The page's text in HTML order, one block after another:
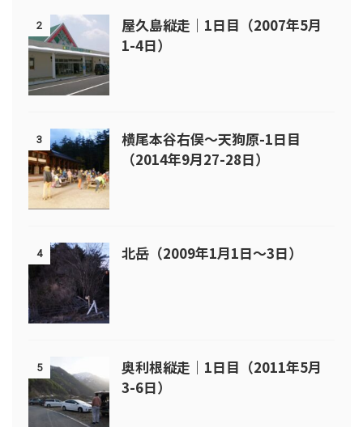
2
屋久島縦走｜1日目（2007年5月
1-4日）
3
横尾本谷右俣～天狗原-1日目
（2014年9月27-28日）
4 北岳（2009年1月1日～3日）
5
奥利根縦走｜1日目（2011年5月
3-6日）